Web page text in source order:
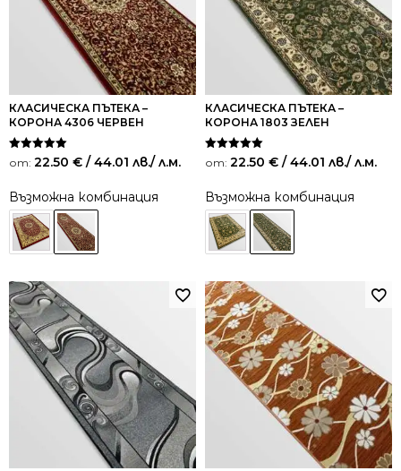
КЛАСИЧЕСКА ПЪТЕКА –
КОРОНА 4306 ЧЕРВЕН
Оценено на
5.00
от: 22.50 € / 44.01 лв./ л.м.
Възможна комбинация
КЛАСИЧЕСКА ПЪТЕКА –
КОРОНА 1803 ЗЕЛЕН
Оценено на
5.00
от: 22.50 € / 44.01 лв./ л.м.
Възможна комбинация